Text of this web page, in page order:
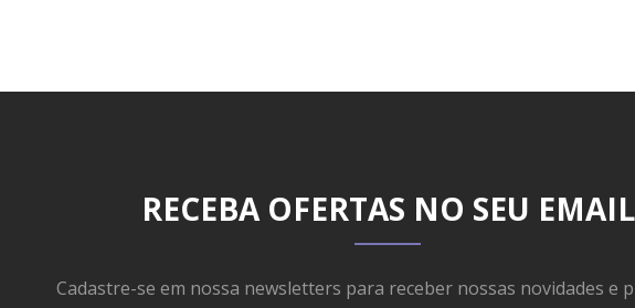
RECEBA OFERTAS NO SEU EMAIL
Cadastre-se em nossa newsletters para receber nossas novidades e